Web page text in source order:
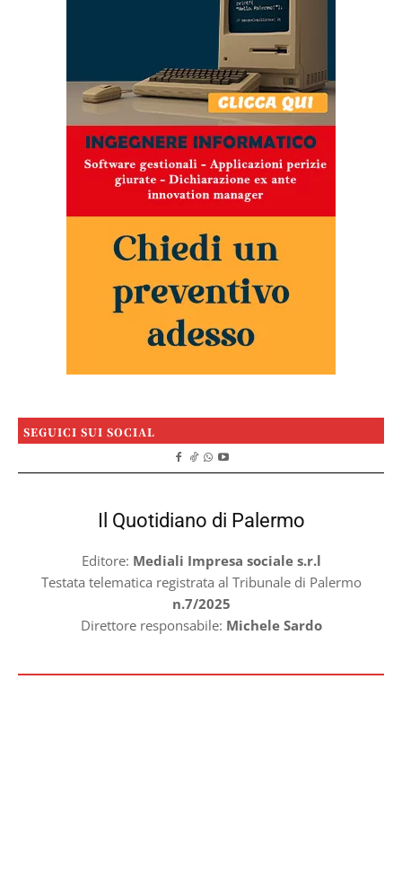
SEGUICI SUI SOCIAL
Il Quotidiano di Palermo
Editore: Mediali Impresa sociale s.r.l
Testata telematica registrata al Tribunale di Palermo
n.7/2025
Direttore responsabile: Michele Sardo